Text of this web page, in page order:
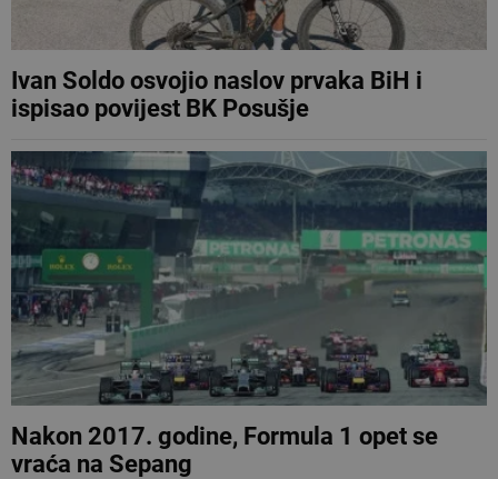
Ivan Soldo osvojio naslov prvaka BiH i
ispisao povijest BK Posušje
Nakon 2017. godine, Formula 1 opet se
vraća na Sepang